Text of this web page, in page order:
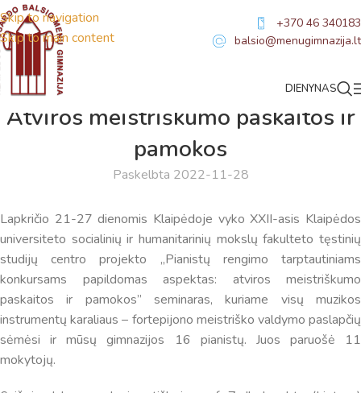
Skip to navigation
Skip to main content
+370 46 340183
balsio@menugimnazija.lt
DIENYNAS
Atviros meistriškumo paskaitos ir
pamokos
Paskelbta 2022-11-28
Lapkričio 21-27 dienomis Klaipėdoje vyko XXII-asis Klaipėdos
universiteto socialinių ir humanitarinių mokslų fakulteto tęstinių
studijų centro projekto ,,Pianistų rengimo tarptautiniams
konkursams papildomas aspektas: atviros meistriškumo
paskaitos ir pamokos” seminaras, kuriame visų muzikos
instrumentų karaliaus – fortepijono meistriško valdymo paslapčių
sėmėsi ir mūsų gimnazijos 16 pianistų. Juos paruošė 11
mokytojų.